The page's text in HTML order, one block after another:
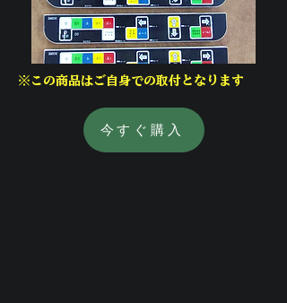
※この商品はご自身での取付となります
今すぐ購入